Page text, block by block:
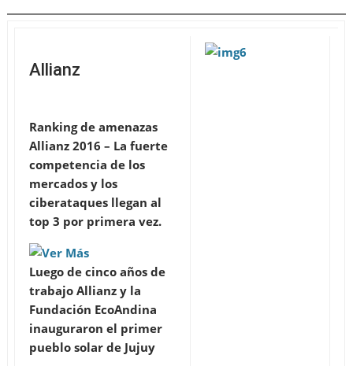
Allianz
Ranking de amenazas
Allianz 2016 – La fuerte
competencia de los
mercados y los
ciberataques llegan al
top 3 por primera vez.
Luego de cinco años de
trabajo Allianz y la
Fundación EcoAndina
inauguraron el primer
pueblo solar de Jujuy